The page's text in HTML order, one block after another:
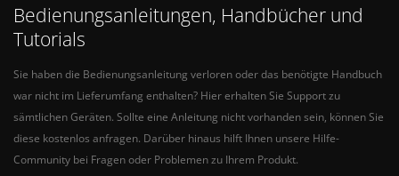
Bedienungsanleitungen, Handbücher und
Tutorials
Sie haben die Bedienungsanleitung verloren oder das benötigte Handbuch
war nicht im Lieferumfang enthalten? Hier erhalten Sie Support zu
sämtlichen Geräten. Sollte eine Anleitung nicht vorhanden sein, können Sie
diese kostenlos anfragen. Darüber hinaus hilft Ihnen unsere Hilfe-
Community bei Fragen oder Problemen zu Ihrem Produkt.